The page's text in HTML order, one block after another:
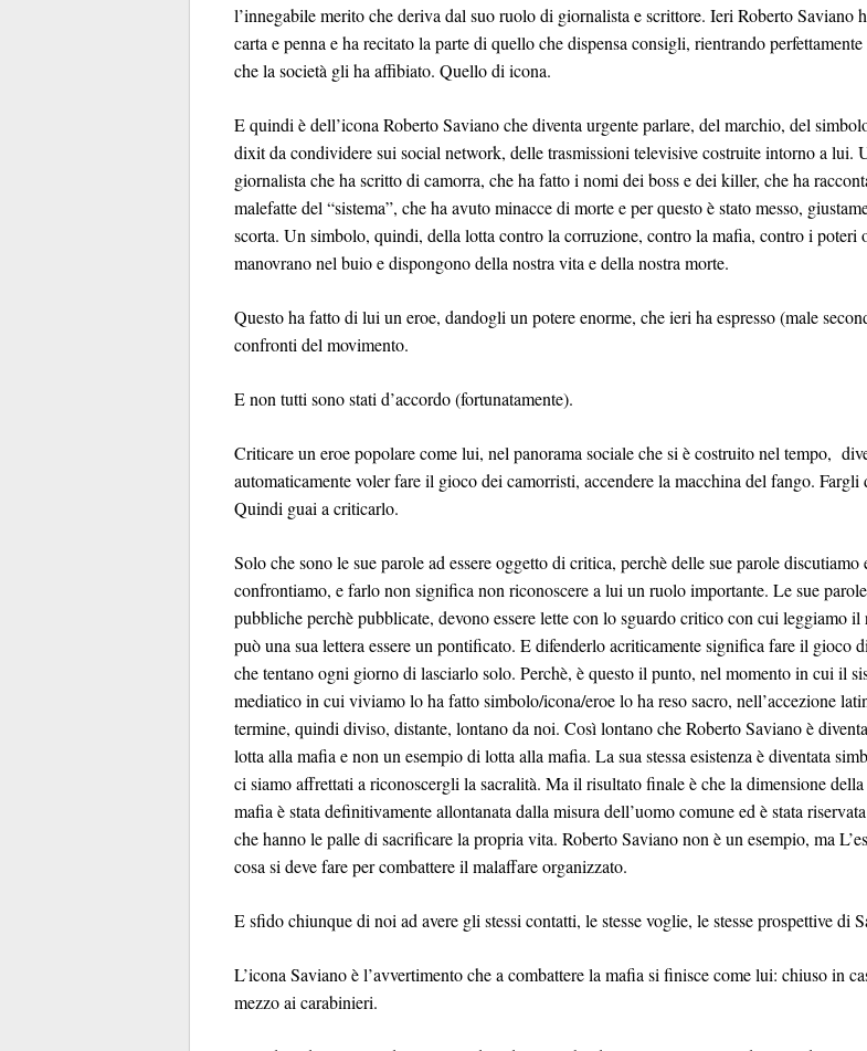
l’innegabile merito che deriva dal suo ruolo di giornalista e scrittore. Ieri Roberto Saviano
carta e penna e ha recitato la parte di quello che dispensa consigli, rientrando
che la società gli ha affibiato. Quello di icona.
E quindi è dell’icona Roberto Saviano che diventa urgente parlare, del marchio, del
dixit da condividere sui social network, delle trasmissioni televisive costruite intorno a lui.
giornalista che ha scritto di camorra, che ha fatto i nomi dei boss e dei killer, che ha
malefatte del “sistema”, che ha avuto minacce di morte e per questo è stato messo,
scorta. Un simbolo, quindi, della lotta contro la corruzione, contro la mafia, contro i poteri
manovrano nel buio e dispongono della nostra vita e della nostra morte.
Questo ha fatto di lui un eroe, dandogli un potere enorme, che ieri ha espresso (male
confronti del movimento.
E non tutti sono stati d’accordo (fortunatamente).
Criticare un eroe popolare come lui, nel panorama sociale che si è costruito nel tempo,
automaticamente voler fare il gioco dei camorristi, accendere la macchina del fango. Fargli
Quindi guai a criticarlo.
Solo che sono le sue parole ad essere oggetto di critica, perchè delle sue parole discutiamo
confrontiamo, e farlo non significa non riconoscere a lui un ruolo importante. Le sue
pubbliche perchè pubblicate, devono essere lette con lo sguardo critico con cui leggiamo il
può una sua lettera essere un pontificato. E difenderlo acriticamente significa fare il gioco
che tentano ogni giorno di lasciarlo solo. Perchè, è questo il punto, nel momento in cui il
mediatico in cui viviamo lo ha fatto simbolo/icona/eroe lo ha reso sacro, nell’accezione
termine, quindi diviso, distante, lontano da noi. Così lontano che Roberto Saviano è
lotta alla mafia e non un esempio di lotta alla mafia. La sua stessa esistenza è diventata
ci siamo affrettati a riconoscergli la sacralità. Ma il risultato finale è che la dimensione
mafia è stata definitivamente allontanata dalla misura dell’uomo comune ed è stata
che hanno le palle di sacrificare la propria vita. Roberto Saviano non è un esempio, ma
cosa si deve fare per combattere il malaffare organizzato.
E sfido chiunque di noi ad avere gli stessi contatti, le stesse voglie, le stesse prospettive di
L’icona Saviano è l’avvertimento che a combattere la mafia si finisce come lui: chiuso in
mezzo ai carabinieri.